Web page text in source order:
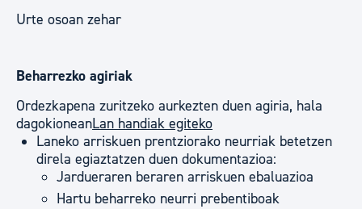
Urte osoan zehar
Beharrezko agiriak
Ordezkapena zuritzeko aurkezten duen agiria, hala
dagokioneanLan handiak egiteko
Laneko arriskuen prentziorako neurriak betetzen
direla egiaztatzen duen dokumentazioa:
Jardueraren beraren arriskuen ebaluazioa
Hartu beharreko neurri prebentiboak